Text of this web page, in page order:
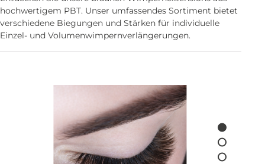
hochwertigem PBT. Unser umfassendes Sortiment bietet
verschiedene Biegungen und Stärken für individuelle
Einzel- und Volumenwimpernverlängerungen.